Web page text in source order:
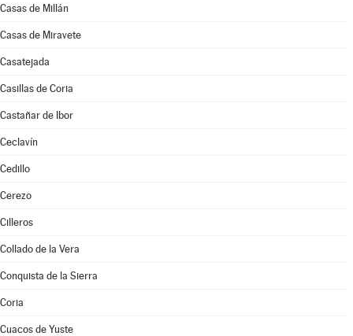
Casas de Millán
Casas de Miravete
Casatejada
Casillas de Coria
Castañar de Ibor
Ceclavín
Cedillo
Cerezo
Cilleros
Collado de la Vera
Conquista de la Sierra
Coria
Cuacos de Yuste